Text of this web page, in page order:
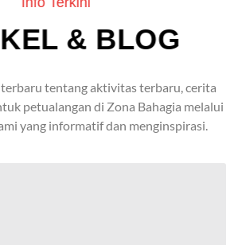
& BLOG
terbaru tentang aktivitas terbaru, cerita
petualangan di Zona Bahagia melalui
yang informatif dan menginspirasi.